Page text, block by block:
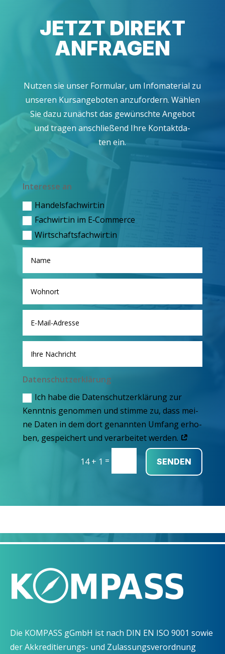
JETZT DIREKT
ANFRAGEN
Nut­zen sie unser For­mu­lar, um Info­ma­te­ri­al zu
unse­ren Kurs­an­ge­bo­ten anzu­for­dern. Wäh­len
Sie dazu zunächst das gewünsch­te Ange­bot
und tra­gen anschlie­ßend Ihre Kon­takt­da­
ten ein.
Inter­es­se an
Handelsfachwirt:in
Fachwirt:in im E‑Commerce
Wirtschaftsfachwirt:in
Daten­schutz­er­klä­rung
Ich habe die Daten­schutz­er­klä­rung zur
Kennt­nis genom­men und stim­me zu, dass mei­
ne Daten in dem dort genann­ten Umfang erho­
ben, gespei­chert und ver­ar­bei­tet werden.
14 + 1 = SENDEN
Die KOMPASS gGmbH ist nach DIN EN ISO 9001 sowie
der Akkreditierungs- und Zulassungsverordnung